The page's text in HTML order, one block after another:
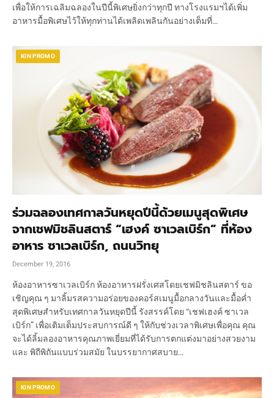
เพื่อให้การเฉลิมฉลองในปีนี้พิเศษยิ่งกว่าทุกปี ทางโรงแรมฯได้เพิ่ม
อาหารมื้อพิเศษไว้ให้ทุกท่านได้เพลิดเพลินกันอย่างเต็มที่…
KIN PROMO
ร่วมฉลองเทศกาลวันหยุดปีนี้ด้วยเมนูสุดพิเศษ
จากเชฟมิชลินสตาร์ “เฮงค์ ซาเวลเบิร์ก” ที่ห้อง
อาหาร ซาเวลเบิร์ก, ถนนวิทยุ
December 19, 2016
ห้องอาหารซาเวลเบิร์ก ห้องอาหารฝรั่งเศสโดยเชฟมิชลินสตาร์ ขอ
เชิญคุณ ๆ มาลิ้มรสความอร่อยของคอร์สเมนูมื้อกลางวันและมื้อค่ำ
สุดพิเศษสำหรับเทศกาลวันหยุดปีนี้ รังสรรค์โดย “เชฟเฮงค์ ซาเวล
เบิร์ก” เพื่อเติมเต็มประสบการณ์ดี ๆ ให้กับช่วงเวลาพิเศษเพื่อคุณ คุณ
จะได้ลิ้มลองอาหารคุณภาพเยี่ยมที่ได้รับการตกแต่งมาอย่างสวยงาม
และ พิถีพิถันแบบร่วมสมัย ในบรรยากาศสบาย…
KIN PROMO